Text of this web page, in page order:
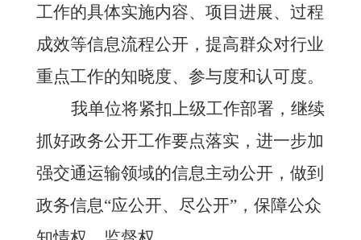
工作的具体实施内容、项目进展、过程
成效等信息流程公开，提高群众对行业
重点工作的知晓度、参与度和认可度。
我单位将紧扣上级工作部署，继续
抓好政务公开工作要点落实，进一步加
强交通运输领域的信息主动公开， 做到
政务信息“应公开、尽公开”，保障公众